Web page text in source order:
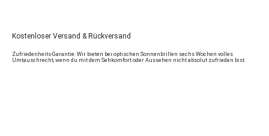
Kostenloser Versand & Rückversand
Zufriedenheits-Garantie: Wir bieten bei optischen Sonnenbrillen sechs Wochen volles
Umtauschrecht, wenn du mit dem Sehkomfort oder Aussehen nicht absolut zufrieden bist.